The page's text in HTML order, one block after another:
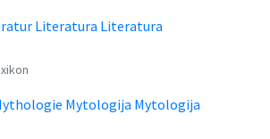
Literatura Literatura
Mytologija Mytologija